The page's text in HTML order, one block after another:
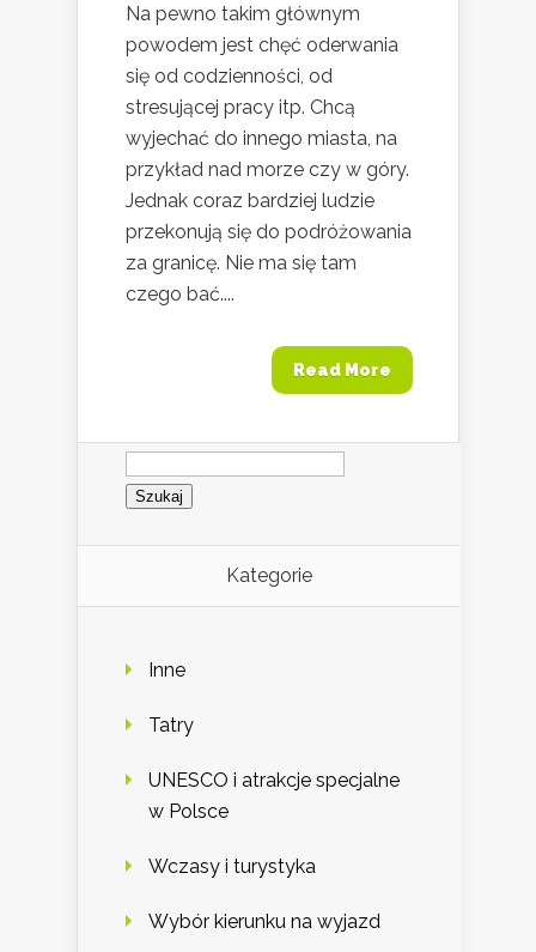
Na pewno takim głównym
powodem jest chęć oderwania
się od codzienności, od
stresującej pracy itp. Chcą
wyjechać do innego miasta, na
przykład nad morze czy w góry.
Jednak coraz bardziej ludzie
przekonują się do podróżowania
za granicę. Nie ma się tam
czego bać....
Read More
Szukaj:
Kategorie
Inne
Tatry
UNESCO i atrakcje specjalne
w Polsce
Wczasy i turystyka
Wybór kierunku na wyjazd